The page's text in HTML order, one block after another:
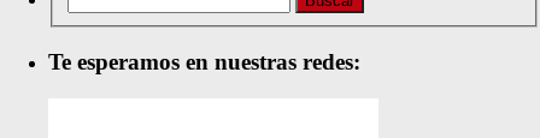
Te esperamos en nuestras redes: